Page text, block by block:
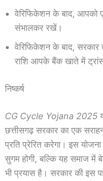
वेरिफिकेशन के बाद, आपको
संभालकर रखें।
वेरिफिकेशन के बाद, सरकार
राशि आपके बैंक खाते में
निष्कर्ष
CG Cycle Yojana 2025
छत्तीसगढ़ सरकार का एक
प्रति प्रेरित करेगा। इस
सुगम होगी, बल्कि यह समाज में
भी प्रयास है। सरकार की इस